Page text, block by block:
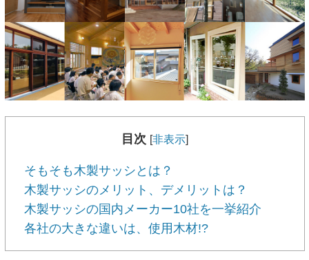
目次 [非表示]
そもそも木製サッシとは？
木製サッシのメリット、デメリットは？
木製サッシの国内メーカー10社を一挙紹介
各社の大きな違いは、使用木材!?